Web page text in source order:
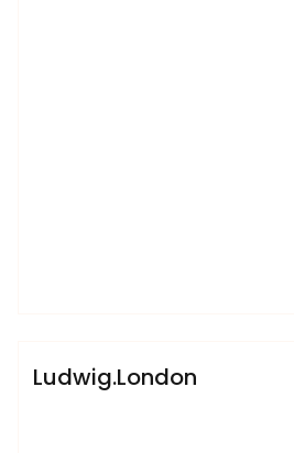
Sublinemusic & Media UG
Ludwig.London